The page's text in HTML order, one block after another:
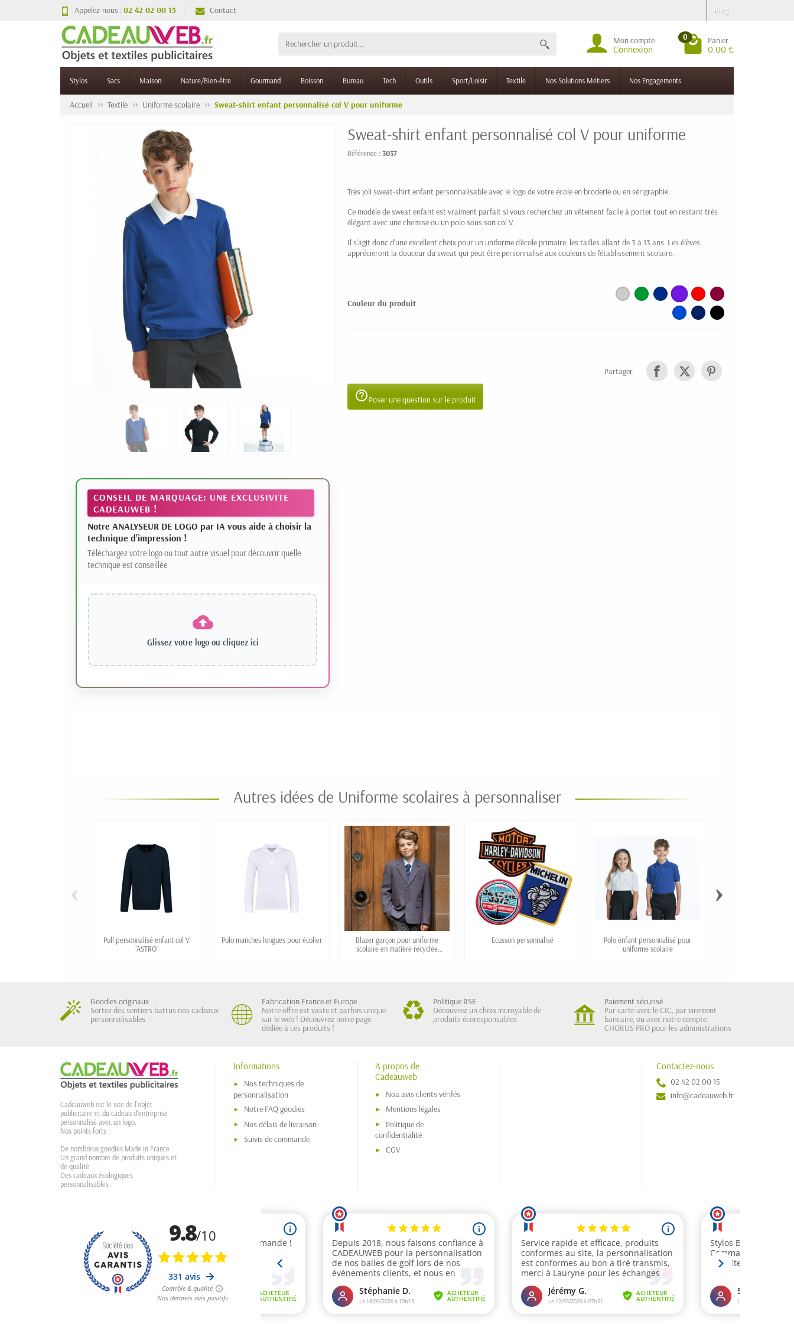
Appelez-nous :02 42 02 00 15 Contact Blog
Mon compte
Connexion
0 Panier
0,00 €
Stylos Sacs Maison Nature/Bien-être Gourmand Boisson Bureau Tech Outils Sport/Loisir Textile Nos Solutions Métiers Nos Engagements
Accueil Textile Uniforme scolaire Sweat-shirt enfant personnalisé col V pour uniforme
CONSEIL DE MARQUAGE: UNE EXCLUSIVITE
CADEAUWEB !
Notre ANALYSEUR DE LOGO par IA vous aide à choisir la
technique d'impression !
Téléchargez votre logo ou tout autre visuel pour découvrir quelle
technique est conseillée
Glissez votre logo ou cliquez ici
Sweat-shirt enfant personnalisé col V pour uniforme
Référence : 3037
Très joli sweat-shirt enfant personnalisable avec le logo de votre école en broderie ou en sérigraphie.
Ce modèle de sweat enfant est vraiment parfait si vous recherchez un vêtement facile à porter tout en restant très
élégant avec une chemise ou un polo sous son col V.
Il s'agit donc d'une excellent choix pour un uniforme d'école primaire, les tailles allant de 3 à 13 ans. Les élèves
apprécieront la douceur du sweat qui peut être personnalisé aux couleurs de l'établissement scolaire.
Couleur du produit
Partager
help_outlinePoser une question sur le produit
Autres idées de Uniforme scolaires à personnaliser
Pull personnalisé enfant col V
"ASTRO"
Polo manches longues pour écolier
Blazer garçon pour uniforme
scolaire en matière recyclée
Ecusson personnalisé
Polo enfant personnalisé pour
uniforme scolaire
‹ ›
Goodies originaux
Sortez des sentiers battus nos cadeaux
personnalisables
Fabrication France et Europe
Notre offre est vaste et parfois unique
sur le web ! Découvrez notre page
dédiée à ces produits !
Politique RSE
Découvrez un choix incroyable de
produits écoresponsables
Paiement sécurisé
Par carte avec le CIC, par virement
bancaire, ou avec notre compte
CHORUS PRO pour les administrations
Cadeauweb est le site de l'objet
publicitaire et du cadeau d'entreprise
personnalisé avec un logo.
Nos points forts :
De nombreux goodies Made in France
Un grand nombre de produits uniques et
de qualité
Des cadeaux écologiques
personnalisables
Informations
Nos techniques de
personnalisation
Notre FAQ goodies
Nos délais de livraison
Suivis de commande
A propos de
Cadeauweb
Noa avis clients vérifés
Mentions légales
Politique de
confidentialité
CGV
Contactez-nous
02 42 02 00 15
info@cadeauweb.fr